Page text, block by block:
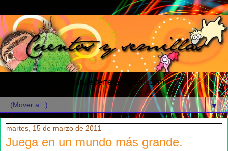
Tfno. 687630995 manuelferrero@gmail.com
▼
martes, 15 de marzo de 2011
Juega en un mundo más grande.